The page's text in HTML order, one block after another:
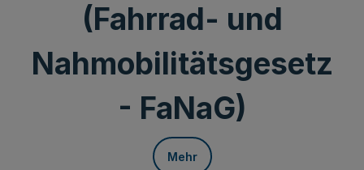
(Fahrrad- und
Nahmobilitätsgesetz
- FaNaG)
Mehr